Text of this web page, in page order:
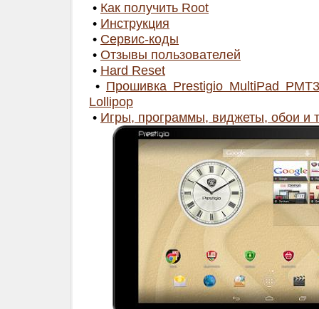
• Как получить Root
• Инструкция
• Сервис-коды
• Отзывы пользователей
• Hard Reset
• Прошивка Prestigio MultiPad
Lollipop
• Игры, программы, виджеты, обои и